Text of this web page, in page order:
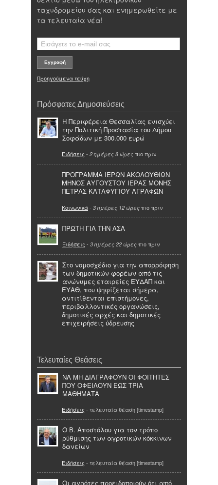
ταχυδρομείου σας και ενημερωθείτε με
τα τελευταία νέα!
Προηγούμενα τεύχη
Πρόσφατες Δημοσιεύσεις
Η Περιφέρεια Θεσσαλίας ενισχύει
την Πολιτική Προστασία του Δήμου
Σοφάδων με 300.000 ευρώ
Ειδήσεις - 2 ημέρες 8 ώρες πιο πριν
ΠΡΟΓΡΑΜΜΑ ΙΕΡΩΝ ΑΚΟΛΟΥΘΙΩΝ
ΜΗΝΟΣ ΑΥΓΟΥΣΤΟΥ ΙΕΡΑΣ ΜΟΝΗΣ
ΠΕΤΡΑΣ ΚΑΤΑΦΥΓΙΟΥ ΑΓΡΑΦΩΝ
Κοινωνικά- 3 ημέρες 12 ώρες πιο πριν
ΠΡΩΤΗ ΓΙΑ ΤΗΝ ΑΣΑ
Ειδήσεις - 3 ημέρες 22 ώρες πιο πριν
Στο νομοσχέδιο για την απορρόφηση
των δημοτικών φορέων από τις
ανώνυμες εταιρείες ΕΥΔΑΠ και
ΕΥΑΘ, που ψηφίζεται σήμερα,
αντιτίθενται επιστήμονες,
περιβαλλοντικές οργανώσεις,
δημοτικές αρχές και δημοτικές
επιχειρήσεις ύδρευσης
Τελευταίες Θεάσεις
ΝΑ ΜΗ ΔΙΑΓΡΑΦΟΥΝ ΟΙ ΦΟΙΤΗΤΕΣ
ΠΟΥ ΟΦΕΙΛΟΥΝ ΕΩΣ ΤΡΙΑ
ΜΑΘΗΜΑΤΑ
Ειδήσεις - τελευταία θέαση [timestamp]
Ο Β. Αποστόλου για τον τρόπο
ρύθμισης των αγροτικών κόκκινων
δανείων
Ειδήσεις - τελευταία θέαση [timestamp]
Οι αγρότες προειδοποιούν ότι από